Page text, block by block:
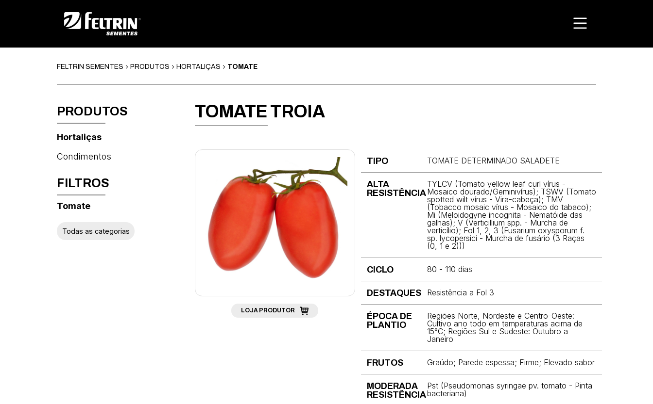
FELTRIN SEMENTES PRODUTOS HORTALIÇAS TOMATE
PRODUTOS
Hortaliças
Condimentos
FILTROS
Tomate
Todas as categorias
TOMATE TROIA
LOJA PRODUTOR
TIPO TOMATE DETERMINADO SALADETE
ALTA
RESISTÊNCIA
TYLCV (Tomato yellow leaf curl vírus -
Mosaico dourado/Geminivírus); TSWV (Tomato
spotted wilt vírus - Vira-cabeça); TMV
(Tobacco mosaic vírus - Mosaico do tabaco);
Mi (Meloidogyne incognita - Nematóide das
galhas); V (Verticillium spp. - Murcha de
verticílio); Fol 1, 2, 3 (Fusarium oxysporum f.
sp. lycopersici - Murcha de fusário (3 Raças
(0, 1 e 2)))
CICLO 80 - 110 dias
DESTAQUES Resistência a Fol 3
ÉPOCA DE
PLANTIO
Regiões Norte, Nordeste e Centro-Oeste:
Cultivo ano todo em temperaturas acima de
15°C; Regiões Sul e Sudeste: Outubro a
Janeiro
FRUTOS Graúdo; Parede espessa; Firme; Elevado sabor
MODERADA
RESISTÊNCIA
Pst (Pseudomonas syringae pv. tomato - Pinta
bacteriana)